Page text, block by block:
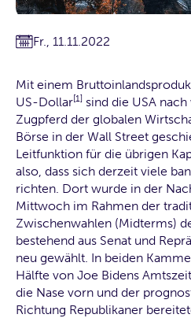
Fr., 11.11.2022
Mit einem
US-Dollar[1] sind die USA
Zugpferd der globalen
Börse in der Wall Street
Leitfunktion für die übrigen
also, dass sich derzeit viele
richten. Dort wurde in der
Mittwoch im Rahmen der
Zwischenwahlen (Midterms)
bestehend aus Senat und
neu gewählt. In beiden
Hälfte von Joe Bidens
die Nase vorn und der
Richtung Republikaner